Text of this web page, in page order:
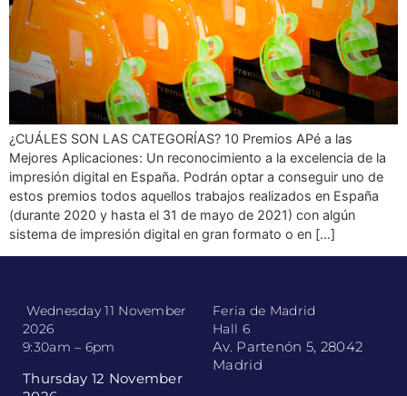
¿CUÁLES SON LAS CATEGORÍAS? 10 Premios APé a las
Mejores Aplicaciones: Un reconocimiento a la excelencia de la
impresión digital en España. Podrán optar a conseguir uno de
estos premios todos aquellos trabajos realizados en España
(durante 2020 y hasta el 31 de mayo de 2021) con algún
sistema de impresión digital en gran formato o en […]
Wednesday 11 November
2026
9:30am – 6pm
Thursday 12 November
Feria de Madrid
Hall 6
Av. Partenón 5, 28042
Madrid